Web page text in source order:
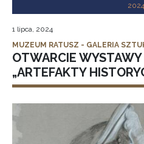
2024
1 lipca, 2024
MUZEUM RATUSZ - GALERIA
OTWARCIE
„ARTEFAKTY